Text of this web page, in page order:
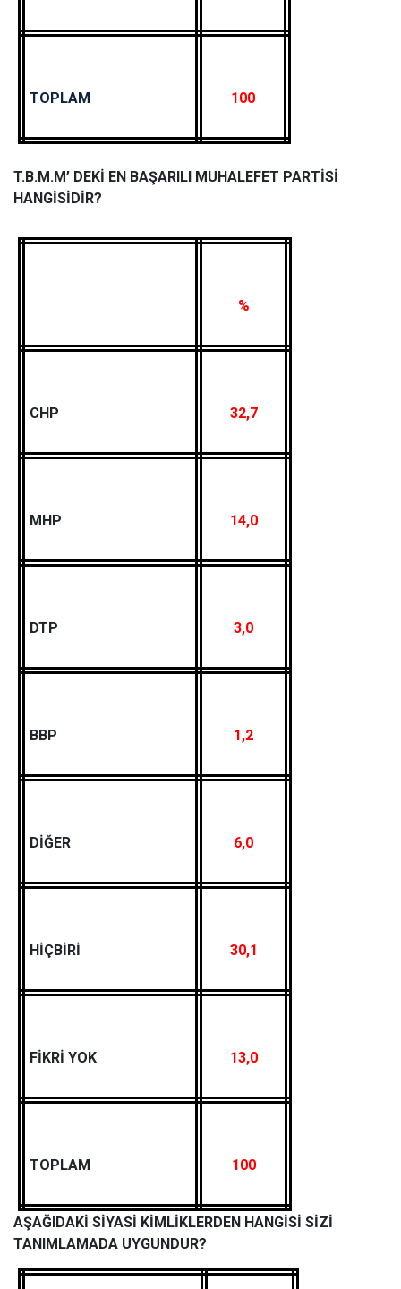
TOPLAM 100
T.B.M.M’ DEKİ EN BAŞARILI MUHALEFET PARTİSİ
HANGİSİDİR?
%
CHP 32,7
MHP 14,0
DTP 3,0
BBP 1,2
DİĞER 6,0
HİÇBİRİ 30,1
FİKRİ YOK 13,0
TOPLAM 100
AŞAĞIDAKİ SİYASİ KİMLİKLERDEN HANGİSİ SİZİ
TANIMLAMADA UYGUNDUR?